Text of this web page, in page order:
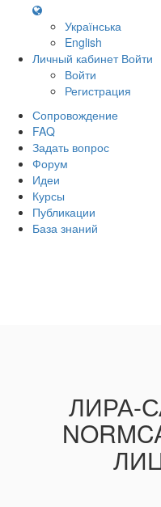
Українська
English
Личный кабинет Войти
Войти
Регистрация
Сопровождение
FAQ
Задать вопрос
Форум
Идеи
Курсы
Публикации
База знаний
ЛИРА-